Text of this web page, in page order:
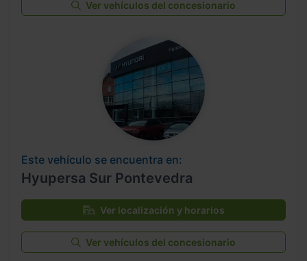
Ver vehículos del concesionario
Este vehículo se encuentra en:
Hyupersa Sur Pontevedra
Ver localización y horarios
Ver vehículos del concesionario